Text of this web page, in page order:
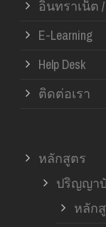
อินทราเน็ต
E-Learning
Help Desk
ติดต่อเรา
หลักสูตร
ปริญญา
หลัก